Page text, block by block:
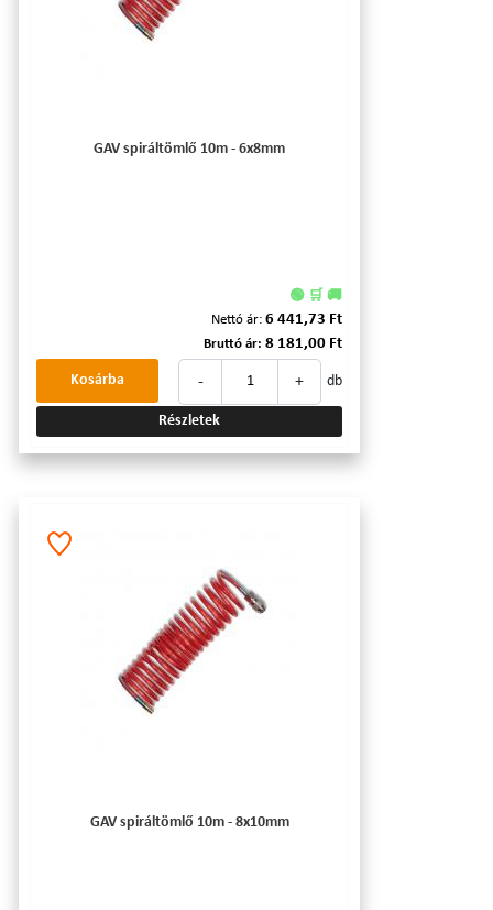
GAV spiráltömlő 10m - 6x8mm
🟢 🛒 🚚
Nettó ár: 6 441,73 Ft
Bruttó ár: 8 181,00 Ft
- + db
Kosárba
Részletek
GAV spiráltömlő 10m - 8x10mm